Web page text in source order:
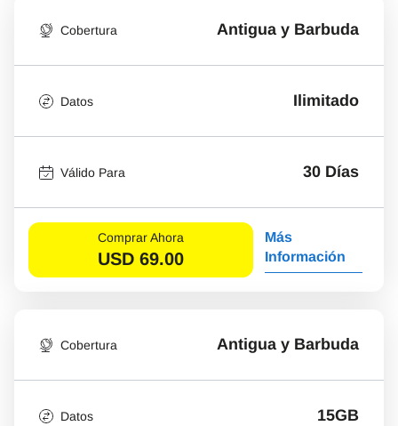
Cobertura Antigua y Barbuda
Datos Ilimitado
Válido Para 30 Días
Comprar Ahora
USD 69.00
Más
Información
Cobertura Antigua y Barbuda
Datos 15GB